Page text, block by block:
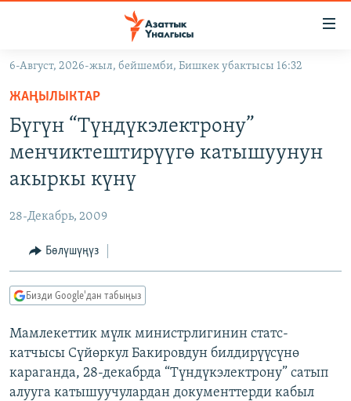
Навигацияга
өтүңүз
Издөөгө
салыңыз
КЫРГЫЗСТАН
КЫРГЫЗСТАН
МАДАНИЯТ
ДҮЙНӨ
ТВ ПРОГРАММАЛАР
БҮГҮН АЗАТТЫКТА
ДАНИСТЕ
ЭЖЕ-СИҢДИЛЕР
АЗАТТЫК+
ПОДКАСТ
ОНЛАЙН ШЕРИНЕ
6-Август, 2026-жыл, бейшемби, Бишкек убактысы 16:32
ЖАҢЫЛЫКТАР
Бүгүн “Түндүкэлектрону”
менчиктештирүүгө катышуунун
акыркы күнү
28-Декабрь, 2009
Бөлүшүңүз
Бизди Google'дан табыңыз
Мамлекеттик мүлк министрлигинин статс-
катчысы Сүйөркул Бакировдун билдирүүсүнө
караганда, 28-декабрда “Түндүкэлектрону” сатып
алууга катышуучулардан документтерди кабыл